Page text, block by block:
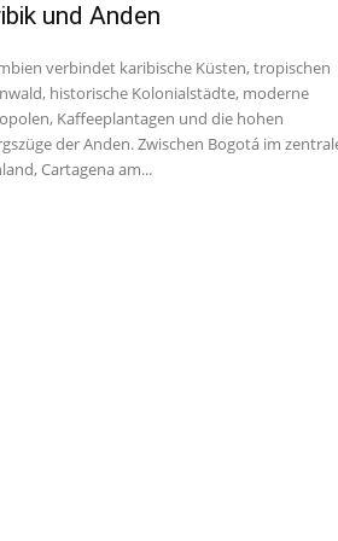
und Anden
verbindet karibische Küsten, tropischen
historische Kolonialstädte, moderne
Kaffeeplantagen und die hohen
der Anden. Zwischen Bogotá im
Cartagena am...